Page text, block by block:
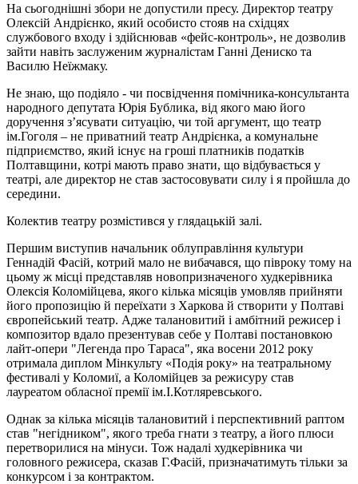
На сьогоднішні збори не допустили пресу. Директор театру
Олексій Андрієнко, який особисто стояв на східцях
службового входу і здійснював «фейс-контроль», не дозволив
зайти навіть заслуженим журналістам Ганні Дениско та
Василю Неїжмаку.
Не знаю, що подіяло - чи посвідчення помічника-консультанта
народного депутата Юрія Бублика, від якого маю його
доручення з’ясувати ситуацію, чи той аргумент, що театр
ім.Гоголя – не приватний театр Андрієнка, а комунальне
підприємство, який існує на гроші платників податків
Полтавщини, котрі мають право знати, що відбувається у
театрі, але директор не став застосовувати силу і я пройшла до
середини.
Колектив театру розмістився у глядацькій залі.
Першим виступив начальник облуправління культури
Геннадій Фасій, котрий мало не вибачався, що півроку тому на
цьому ж місці представляв новопризначеного худкерівника
Олексія Коломійцева, якого кілька місяців умовляв прийняти
його пропозицію й переїхати з Харкова й створити у Полтаві
європейський театр. Адже талановитий і амбітний режисер і
композитор вдало презентував себе у Полтаві постановкою
лайт-опери "Легенда про Тараса", яка восени 2012 року
отримала диплом Мінкульту «Подія року» на театральному
фестивалі у Коломиї, а Коломійцев за режисуру став
лауреатом обласної премії ім.І.Котляревського.
Однак за кілька місяців талановитий і перспективний раптом
став "негідником", якого треба гнати з театру, а його плюси
перетворилися на мінуси. Тож надалі худкерівника чи
головного режисера, сказав Г.Фасій, призначатимуть тільки за
конкурсом і за контрактом.